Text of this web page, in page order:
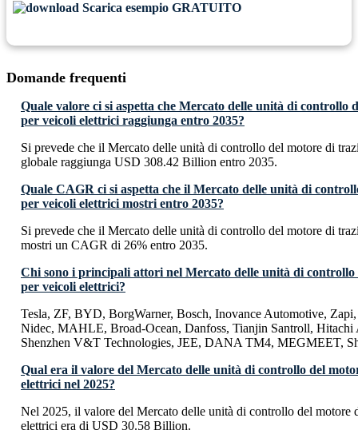
Scarica esempio GRATUITO
Domande frequenti
Quale valore ci si aspetta che Mercato delle unità di controllo
per veicoli elettrici raggiunga entro 2035?
Si prevede che il Mercato delle unità di controllo del motore di
globale raggiunga USD 308.42 Billion entro 2035.
Quale CAGR ci si aspetta che il Mercato delle unità di
per veicoli elettrici mostri entro 2035?
Si prevede che il Mercato delle unità di controllo del motore di
mostri un CAGR di 26% entro 2035.
Chi sono i principali attori nel Mercato delle unità di controllo
per veicoli elettrici?
Tesla, ZF, BYD, BorgWarner, Bosch, Inovance Automotive,
Nidec, MAHLE, Broad-Ocean, Danfoss, Tianjin Santroll, Hitachi
Shenzhen V&T Technologies, JEE, DANA TM4, MEGMEET,
Qual era il valore del Mercato delle unità di controllo del
elettrici nel 2025?
Nel 2025, il valore del Mercato delle unità di controllo del motore
elettrici era di USD 30.58 Billion.